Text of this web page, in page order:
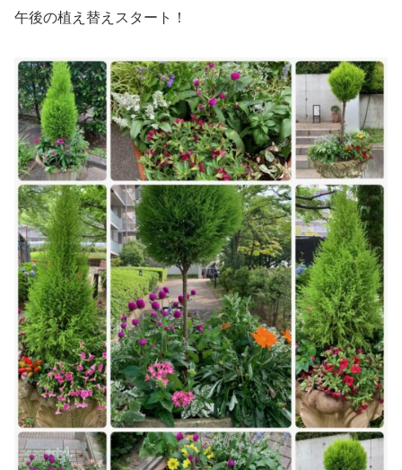
午後の植え替えスタート！